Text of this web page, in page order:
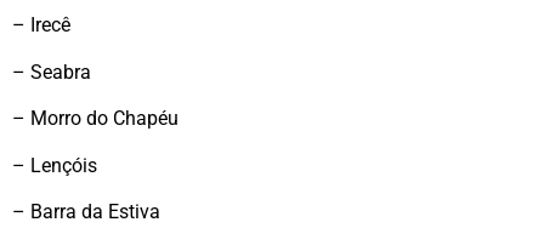
– Irecê
– Seabra
– Morro do Chapéu
– Lençóis
– Barra da Estiva